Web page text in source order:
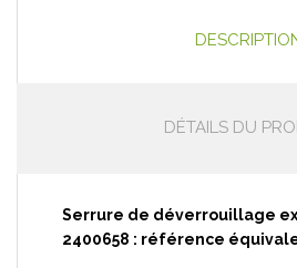
DÉTAILS DU
Serrure de déverrouillage
2400658 : référence